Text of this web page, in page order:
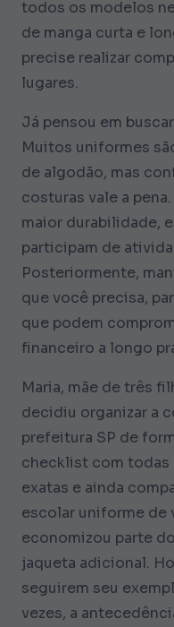
todos os modelos
de manga curta e
precise realizar
lugares.
Já pensou em
Muitos uniformes
de algodão, mas
costuras vale a
maior durabilidade,
participam de
Posteriormente,
que você precisa,
que podem
financeiro a longo
Maria, mãe de três
decidiu organizar a
prefeitura SP de
checklist com todas
exatas e ainda
escolar uniforme de
economizou parte
jaqueta adicional.
seguirem seu
vezes, a